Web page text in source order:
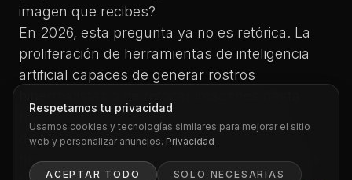
imagen que recibes?
En 2026, esta pregunta ya no es retórica. La
proliferación de herramientas de inteligencia
artificial capaces de generar rostros
hacerlas irreconocibles ha creado una
desconfianza legítima. Para empresas que
necesitan retratos corporativos creíbles, para
Respetamos tu privacidad
Usamos cookies y tecnologías similares para mejorar el sitio
web y personalizar anuncios. Privacidad
ACEPTAR TODO SOLO NECESARIAS